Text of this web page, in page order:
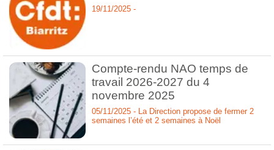
19/11/2025 -
Compte-rendu NAO temps de
travail 2026-2027 du 4
novembre 2025
05/11/2025 - La Direction propose de fermer 2
semaines l’été et 2 semaines à Noël